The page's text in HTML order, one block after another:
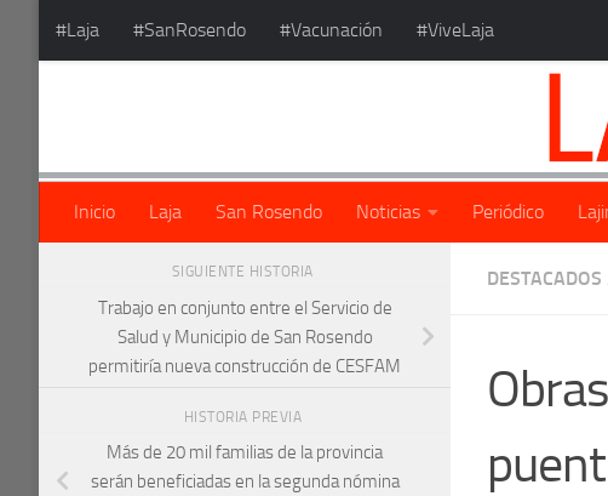
Saltar al contenido
#Laja #SanRosendo #Vacunación #ViveLaja
Inicio Laja San Rosendo Noticias Periódico
DESTACADOS
SIGUIENTE HISTORIA
Trabajo en conjunto entre el Servicio de
Salud y Municipio de San Rosendo
permitiría nueva construcción de CESFAM
HISTORIA PREVIA
Más de 20 mil familias de la provincia
serán beneficiadas en la segunda nómina